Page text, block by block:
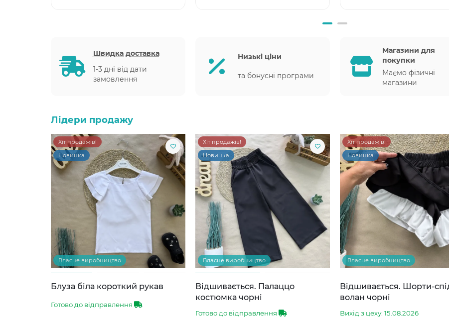
Швидка доставка
1-3 дні від дати
замовлення
Низькі ціни
та бонусні програми
Магазини для
покупки
Маємо фізичні
магазини
Лідери продажу
Хіт продажів!
Новинка
Власне виробництво
Блуза біла короткий рукав
Готово до відправлення
Хіт продажів!
Новинка
Власне виробництво
Відшивається. Палаццо
костюмка чорні
Готово до відправлення
Хіт продажів!
Новинка
Власне виробництво
Відшивається. Шорти-
волан чорні
Вихід з цеху: 15.08.2026